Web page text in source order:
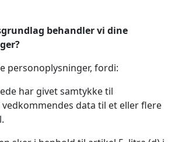
behandler vi dine
personoplysninger, fordi:
har givet samtykke til
data til et eller flere